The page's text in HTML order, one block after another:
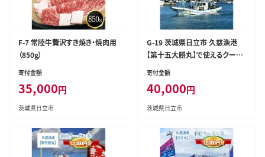
F-7 常陸牛贅沢すき焼き・焼肉用
（850g）
寄付金額
35,000円
茨城県日立市
G-19 茨城県日立市 久慈漁港
【第十五大勝丸】で使えるクーポ
ン券（12000円分）
寄付金額
40,000円
茨城県日立市